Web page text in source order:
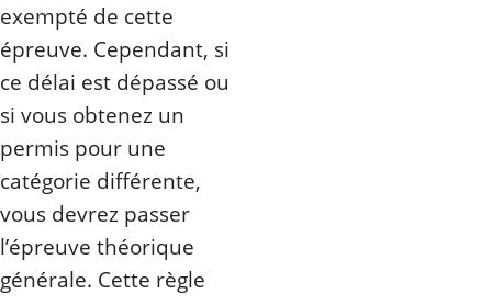
exempté de cette
épreuve. Cependant, si
ce délai est dépassé ou
si vous obtenez un
permis pour une
catégorie différente,
vous devrez passer
l’épreuve théorique
générale. Cette règle